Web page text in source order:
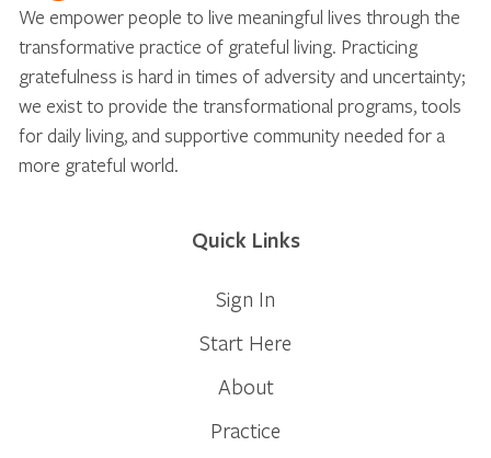
We empower people to live meaningful lives through the
transformative practice of grateful living. Practicing
gratefulness is hard in times of adversity and uncertainty;
we exist to provide the transformational programs, tools
for daily living, and supportive community needed for a
more grateful world.
Quick Links
Sign In
Start Here
About
Practice